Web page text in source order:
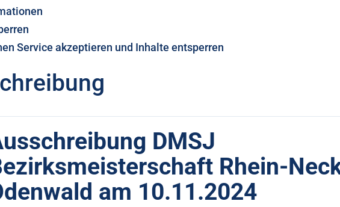
Service akzeptieren und Inhalte entsperren
DMSJ
Rhein-
am 10.11.2024